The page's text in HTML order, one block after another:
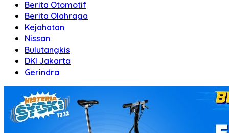
Berita Otomotif
Berita Olahraga
Kejahatan
Nissan
Bulutangkis
DKI Jakarta
Gerindra